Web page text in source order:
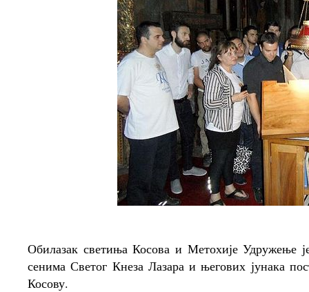
Обилазак светиња Косова и Метохије Удружење
сенима Светог Кнеза Лазара и његових јунака
Косову.